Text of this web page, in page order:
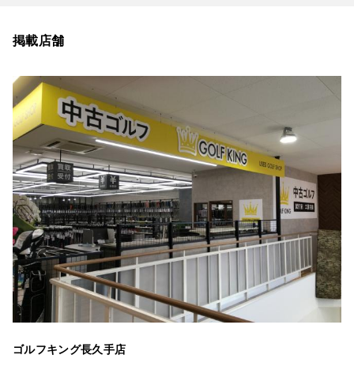
掲載店舗
ゴルフキング長久手店